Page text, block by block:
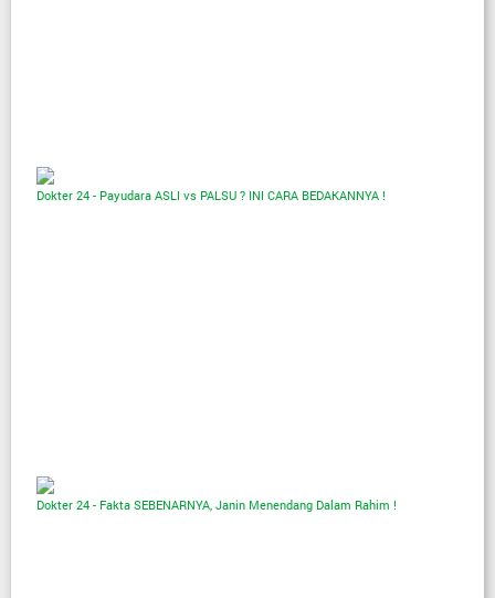
Dokter 24 - Payudara ASLI vs PALSU ? INI CARA BEDAKANNYA !
Dokter 24 - Fakta SEBENARNYA, Janin Menendang Dalam Rahim !